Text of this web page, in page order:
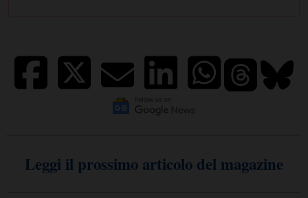
Leggi il prossimo articolo del magazine